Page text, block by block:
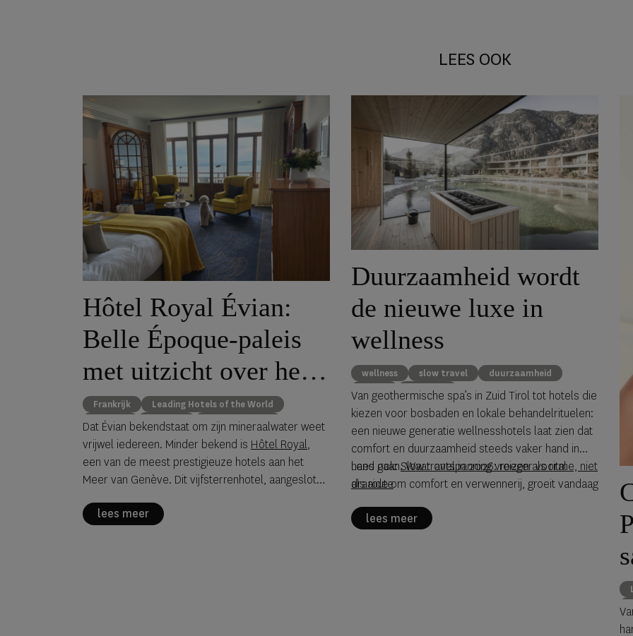
LEES OOK
Hôtel Royal Évian:
Belle Époque-paleis
met uitzicht over het
Meer van Genève
Frankrijk
Leading Hotels of the World
Michelin
wellness Évian-les-Bains
Dat Évian bekendstaat om zijn mineraalwater weet
vrijwel iedereen. Minder bekend is Hôtel Royal,
een van de meest prestigieuze hotels aan het
Meer van Genève. Dit vijfsterrenhotel, aangesloten
meer en behoort sinds 2016 tot de exclusieve
lees meer
Duurzaamheid wordt
de nieuwe luxe in
wellness
wellness slow travel
duurzaamheid
Eco Luxe
Van geothermische spa’s in Zuid Tirol tot hotels die
kiezen voor bosbaden en lokale behandelrituelen:
een nieuwe generatie wellnesshotels laat zien dat
comfort en duurzaamheid steeds vaker hand in
hand gaan. Waar ontspanning vroeger vooral
draaide om comfort en verwennerij, groeit vandaag
energieverbruik, watergebruik en natuurlijke
Lees ook:Slow travel in 2026: reizen als ritme, niet
als route
lees meer